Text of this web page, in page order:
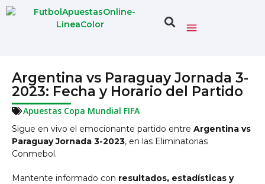
Argentina vs Paraguay Jornada 3-
2023: Fecha y Horario del Partido
Apuestas Copa Mundial FIFA
Sigue en vivo el emocionante partido entre Argentina vs
Paraguay Jornada 3-2023, en las Eliminatorias
Conmebol.
Mantente informado con resultados, estadísticas y